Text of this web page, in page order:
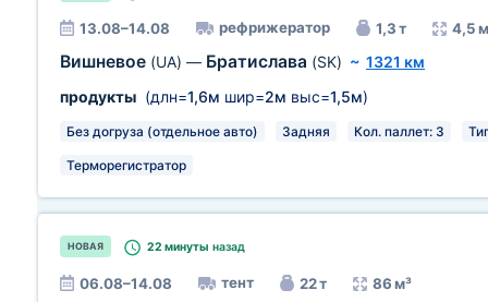
13.08–14.08 рефрижератор 1,3 т 4,5
Вишневое (UA) — Братислава (SK) ~ 1321 км
продукты (длн=1,6м шир=2м выс=1,5м)
Без догруза (отдельное авто) Задняя Кол. паллет: 3
Терморегистратор
НОВАЯ 22 минуты назад
06.08–14.08 тент 22 т 86 м³